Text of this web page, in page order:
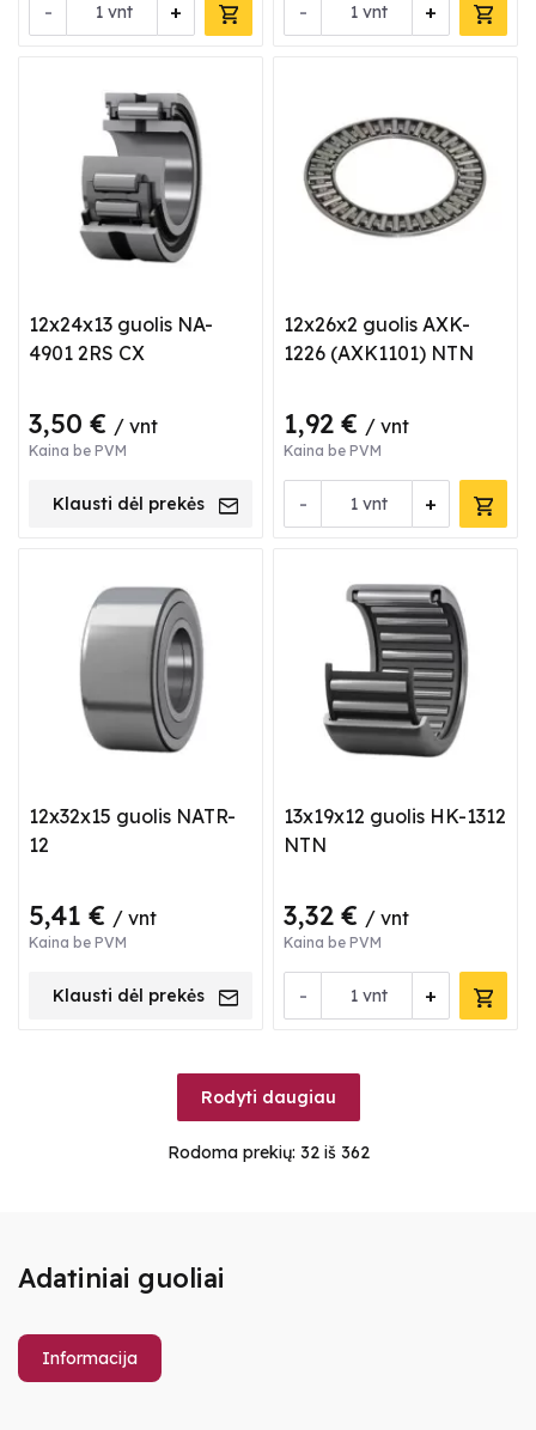
- +
vnt - +
vnt
12x24x13 guolis NA-
4901 2RS CX
3,50 € / vnt
Kaina be PVM
Klausti dėl prekės
12x26x2 guolis AXK-
1226 (AXK1101) NTN
1,92 € / vnt
Kaina be PVM
- +
vnt
12x32x15 guolis NATR-
12
5,41 € / vnt
Kaina be PVM
Klausti dėl prekės
13x19x12 guolis HK-1312
NTN
3,32 € / vnt
Kaina be PVM
- +
vnt
Rodyti daugiau
Rodoma prekių: 32iš 362
Adatiniai guoliai
Informacija